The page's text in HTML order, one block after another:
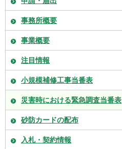
事務所概要
事業概要
注目情報
小規模補修工事当番表
災害時における緊急調査当番表
砂防カードの配布
入札・契約情報